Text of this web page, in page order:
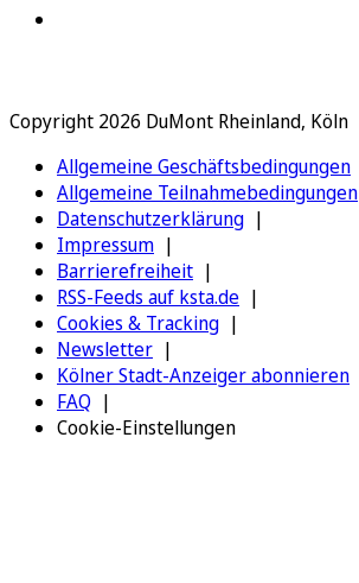
Copyright 2026 DuMont Rheinland, Köln
Allgemeine Geschäftsbedingungen
Allgemeine Teilnahmebedingungen
Datenschutzerklärung
Impressum
Barrierefreiheit
RSS-Feeds auf ksta.de
Cookies & Tracking
Newsletter
Kölner Stadt-Anzeiger abonnieren
FAQ
Cookie-Einstellungen